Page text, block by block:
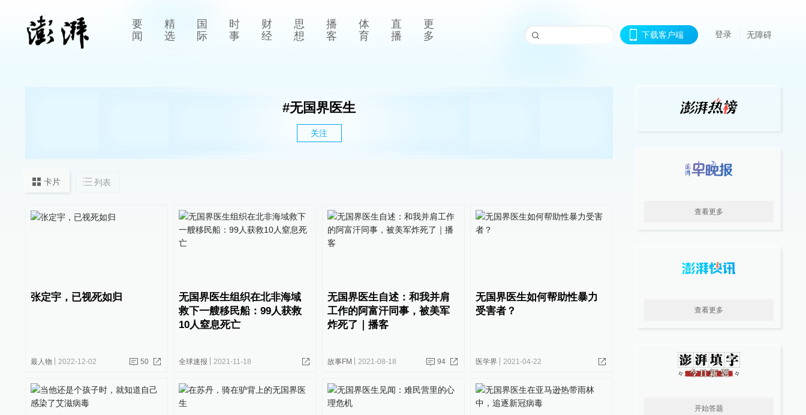
要
闻
精
选
国
际
时
事
财
经
思
想
播
客
体
育
直
播
更
多
下载客户端 登录 无障碍
#无国界医生
关注
卡片 列表
张定宇，已视死如归
最人物 2022-12-02 50
无国界医生组织在北非海域
救下一艘移民船：99人获救
10人窒息死亡
全球速报 2021-11-18
无国界医生自述：和我并肩
工作的阿富汗同事，被美军
炸死了｜播客
故事FM 2021-08-18 94
无国界医生如何帮助性暴力
受害者？
医学界 2021-04-22
查看更多
查看更多
开始答题